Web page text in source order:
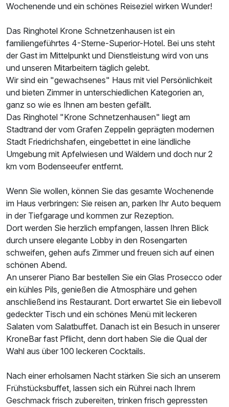
Ausstattung
Für 3 Tage p.P. ab278,00 €
Doppelzimmer Superior
2 Erwachsene und 1 Kind
Wochenende und ein schönes Reiseziel wirken Wunder!
Das Ringhotel Krone Schnetzenhausen ist ein
familiengeführtes 4-Sterne-Superior-Hotel. Bei uns steht
der Gast im Mittelpunkt und Dienstleistung wird von uns
und unseren Mitarbeitern täglich gelebt.
Wir sind ein "gewachsenes" Haus mit viel Persönlichkeit
und bieten Zimmer in unterschiedlichen Kategorien an,
ganz so wie es Ihnen am besten gefällt.
Das Ringhotel "Krone Schnetzenhausen" liegt am
Stadtrand der vom Grafen Zeppelin geprägten modernen
Stadt Friedrichshafen, eingebettet in eine ländliche
Umgebung mit Apfelwiesen und Wäldern und doch nur 2
km vom Bodenseeufer entfernt.
Wenn Sie wollen, können Sie das gesamte Wochenende
im Haus verbringen: Sie reisen an, parken Ihr Auto bequem
in der Tiefgarage und kommen zur Rezeption.
Dort werden Sie herzlich empfangen, lassen Ihren Blick
durch unsere elegante Lobby in den Rosengarten
schweifen, gehen aufs Zimmer und freuen sich auf einen
schönen Abend.
An unserer Piano Bar bestellen Sie ein Glas Prosecco oder
ein kühles Pils, genießen die Atmosphäre und gehen
anschließend ins Restaurant. Dort erwartet Sie ein liebevoll
gedeckter Tisch und ein schönes Menü mit leckeren
Salaten vom Salatbuffet. Danach ist ein Besuch in unserer
KroneBar fast Pflicht, denn dort haben Sie die Qual der
Wahl aus über 100 leckeren Cocktails.
Nach einer erholsamen Nacht stärken Sie sich an unserem
Frühstücksbuffet, lassen sich ein Rührei nach Ihrem
Geschmack frisch zubereiten, trinken frisch gepressten